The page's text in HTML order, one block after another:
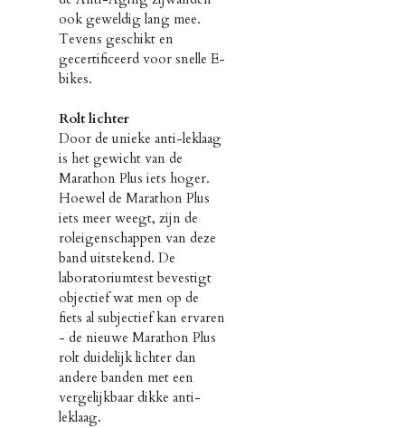
ook geweldig lang mee.
Tevens geschikt en
gecertificeerd voor snelle E-
bikes.
Rolt lichter
Door de unieke anti-leklaag
is het gewicht van de
Marathon Plus iets hoger.
Hoewel de Marathon Plus
iets meer weegt, zijn de
roleigenschappen van deze
band uitstekend. De
laboratoriumtest bevestigt
objectief wat men op de
fiets al subjectief kan ervaren
- de nieuwe Marathon Plus
rolt duidelijk lichter dan
andere banden met een
vergelijkbaar dikke anti-
leklaag.